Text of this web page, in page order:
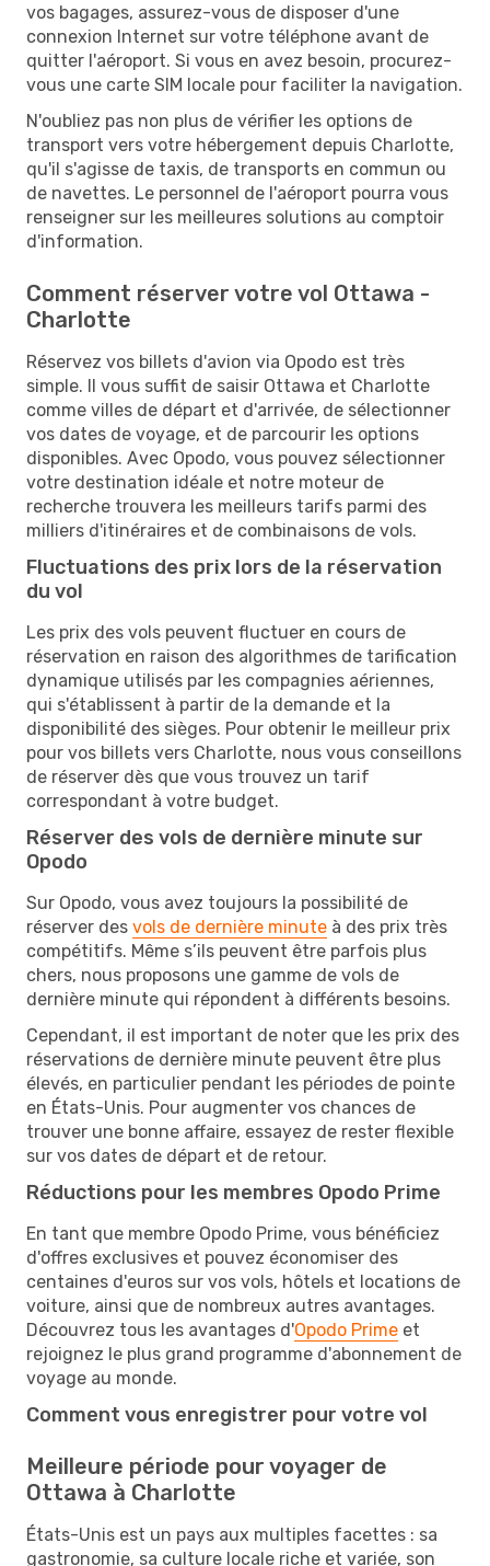
vos bagages, assurez-vous de disposer d'une
connexion Internet sur votre téléphone avant de
quitter l'aéroport. Si vous en avez besoin, procurez-
vous une carte SIM locale pour faciliter la navigation.
N'oubliez pas non plus de vérifier les options de
transport vers votre hébergement depuis Charlotte,
qu'il s'agisse de taxis, de transports en commun ou
de navettes. Le personnel de l'aéroport pourra vous
renseigner sur les meilleures solutions au comptoir
d'information.
Comment réserver votre vol Ottawa -
Charlotte
Réservez vos billets d'avion via Opodo est très
simple. Il vous suffit de saisir Ottawa et Charlotte
comme villes de départ et d'arrivée, de sélectionner
vos dates de voyage, et de parcourir les options
disponibles. Avec Opodo, vous pouvez sélectionner
votre destination idéale et notre moteur de
recherche trouvera les meilleurs tarifs parmi des
milliers d'itinéraires et de combinaisons de vols.
Fluctuations des prix lors de la réservation
du vol
Les prix des vols peuvent fluctuer en cours de
réservation en raison des algorithmes de tarification
dynamique utilisés par les compagnies aériennes,
qui s'établissent à partir de la demande et la
disponibilité des sièges. Pour obtenir le meilleur prix
pour vos billets vers Charlotte, nous vous conseillons
de réserver dès que vous trouvez un tarif
correspondant à votre budget.
Réserver des vols de dernière minute sur
Opodo
Sur Opodo, vous avez toujours la possibilité de
réserver des vols de dernière minute à des prix très
compétitifs. Même s’ils peuvent être parfois plus
chers, nous proposons une gamme de vols de
dernière minute qui répondent à différents besoins.
Cependant, il est important de noter que les prix des
réservations de dernière minute peuvent être plus
élevés, en particulier pendant les périodes de pointe
en États-Unis. Pour augmenter vos chances de
trouver une bonne affaire, essayez de rester flexible
sur vos dates de départ et de retour.
Réductions pour les membres Opodo Prime
En tant que membre Opodo Prime, vous bénéficiez
d'offres exclusives et pouvez économiser des
centaines d'euros sur vos vols, hôtels et locations de
voiture, ainsi que de nombreux autres avantages.
Découvrez tous les avantages d'Opodo Prime et
rejoignez le plus grand programme d'abonnement de
voyage au monde.
Comment vous enregistrer pour votre vol
Meilleure période pour voyager de
Ottawa à Charlotte
États-Unis est un pays aux multiples facettes : sa
gastronomie, sa culture locale riche et variée, son